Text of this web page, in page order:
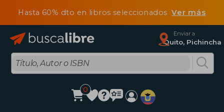
Hasta 60% dto en libros seleccionadosVer más
Enviar a
Quito, Pichincha
0